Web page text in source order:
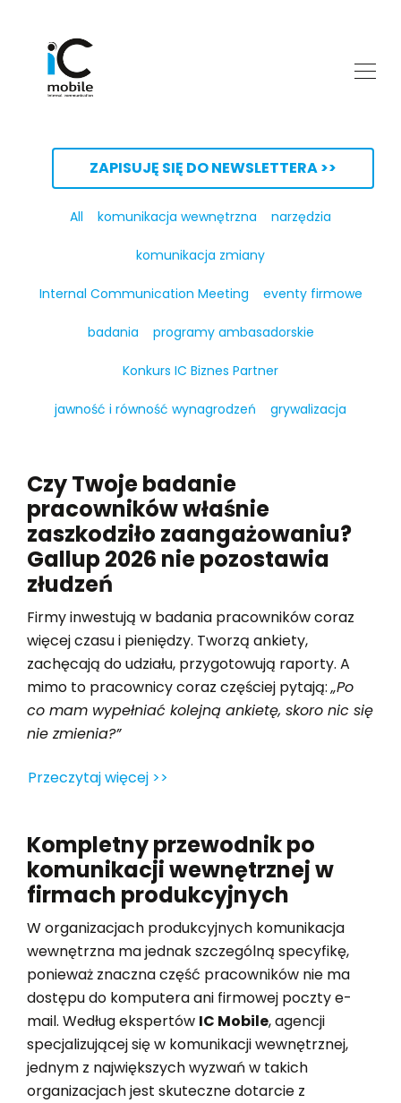
ZAPISUJĘ SIĘ DO NEWSLETTERA >>
All komunikacja wewnętrzna narzędzia
komunikacja zmiany
Internal Communication Meeting eventy firmowe
badania programy ambasadorskie
Konkurs IC Biznes Partner
jawność i równość wynagrodzeń grywalizacja
Czy Twoje badanie
pracowników właśnie
zaszkodziło zaangażowaniu?
Gallup 2026 nie pozostawia
złudzeń
Firmy inwestują w badania pracowników coraz
więcej czasu i pieniędzy. Tworzą ankiety,
zachęcają do udziału, przygotowują raporty. A
mimo to pracownicy coraz częściej pytają:„Po
co mam wypełniać kolejną ankietę, skoro nic się
nie zmienia?”
Przeczytaj więcej >>
Kompletny przewodnik po
komunikacji wewnętrznej w
firmach produkcyjnych
W organizacjach produkcyjnych komunikacja
wewnętrzna ma jednak szczególną specyfikę,
ponieważ znaczna część pracowników nie ma
dostępu do komputera ani firmowej poczty e-
mail. Według ekspertów IC Mobile, agencji
specjalizującej się w komunikacji wewnętrznej,
jednym z największych wyzwań w takich
organizacjach jest skuteczne dotarcie z